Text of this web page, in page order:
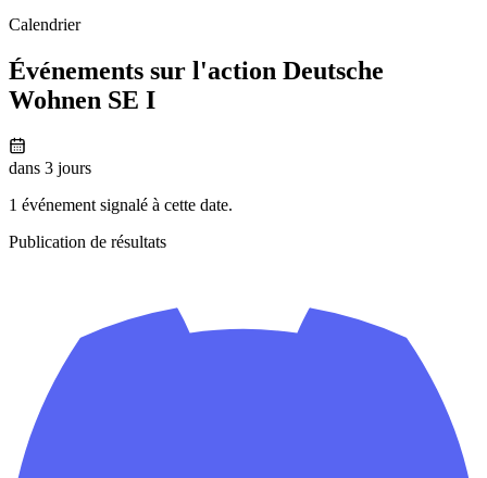
Calendrier
Événements sur l'action Deutsche
Wohnen SE I
dans 3 jours
1 événement signalé à cette date.
Publication de résultats